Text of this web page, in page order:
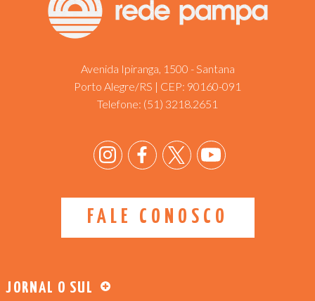
Avenida Ipiranga, 1500 - Santana
Porto Alegre/RS | CEP: 90160-091
Telefone: (51) 3218.2651
FALE CONOSCO
JORNAL O SUL